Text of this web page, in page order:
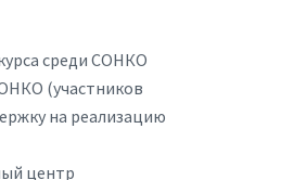
среди СОНКО
(участников
на реализацию
центр